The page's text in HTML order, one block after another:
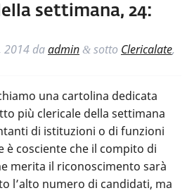
settimana, 24:
2014 daadmin & sotto Clericalate,
una cartolina dedicata
più clericale della settimana
di istituzioni o di funzioni
è cosciente che il compito di
merita il riconoscimento sarà
l’alto numero di candidati, ma